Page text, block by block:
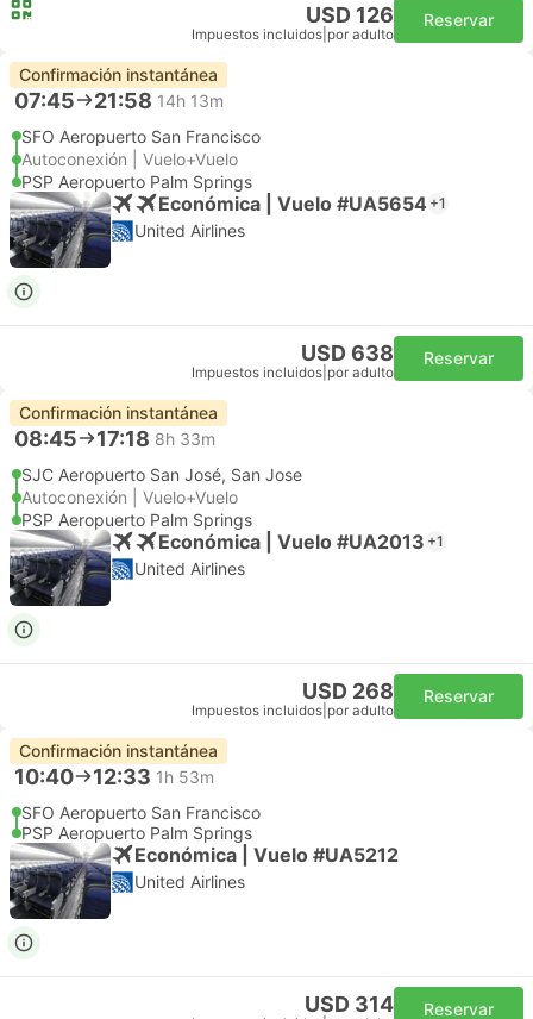
USD 126
Impuestos incluidos por adulto
Reservar
Confirmación instantánea
07:45 21:58 14h 13m
SFO Aeropuerto San Francisco
Autoconexión | Vuelo+Vuelo
PSP Aeropuerto Palm Springs
Económica | Vuelo #UA5654 +1
United Airlines
USD 638
Impuestos incluidos por adulto
Reservar
Confirmación instantánea
08:45 17:18 8h 33m
SJC Aeropuerto San José, San Jose
Autoconexión | Vuelo+Vuelo
PSP Aeropuerto Palm Springs
Económica | Vuelo #UA2013 +1
United Airlines
USD 268
Impuestos incluidos por adulto
Reservar
Confirmación instantánea
10:40 12:33 1h 53m
SFO Aeropuerto San Francisco
PSP Aeropuerto Palm Springs
Económica | Vuelo #UA5212
United Airlines
USD 314 Reservar